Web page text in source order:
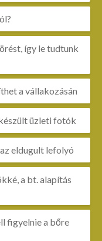
így le tudtunk
a vállakozásán
üzleti fotók
eldugult lefolyó
a bt. alapítás
figyelnie a bőre